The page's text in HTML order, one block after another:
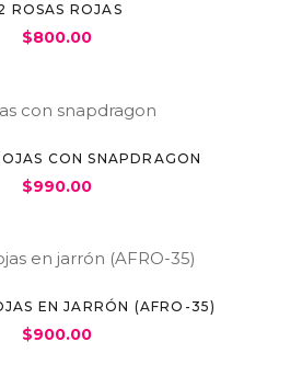
ROSAS ROJAS
$800.00
CON SNAPDRAGON
$990.00
EN JARRÓN (AFRO-35)
$900.00